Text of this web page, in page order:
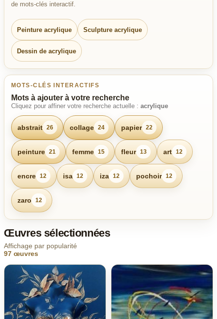
de mots-clés interactif.
Peinture acrylique Sculpture acrylique
Dessin de acrylique
MOTS-CLÉS INTERACTIFS
Mots à ajouter à votre recherche
Cliquez pour affiner votre recherche actuelle : acrylique
abstrait 26 collage 24 papier 22
peinture 21 femme 15 fleur 13 art 12
encre 12 isa 12 iza 12 pochoir 12
zaro 12
Œuvres sélectionnées
Affichage par popularité
97 œuvres